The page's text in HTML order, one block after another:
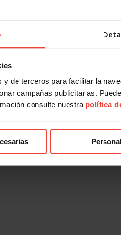
y de terceros para facilitar la
campañas publicitarias.
consulte nuestra política